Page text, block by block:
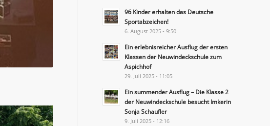
96 Kinder erhalten das Deutsche
Sportabzeichen!
6. August 2025 - 9:50
Ein erlebnisreicher Ausflug der ersten
Klassen der Neuwindeckschule zum
Aspichhof
29. Juli 2025 - 11:05
Ein summender Ausflug – Die Klasse 2
der Neuwindeckschule besucht Imkerin
Sonja Schaufler
9. Juli 2025 - 12:16